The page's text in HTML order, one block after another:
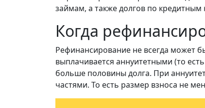
займам, а также долгов по кредитным
Когда
Рефинансирование не всегда может
выплачивается аннуитетными (то
больше половины долга. При
частями. То есть размер взноса не